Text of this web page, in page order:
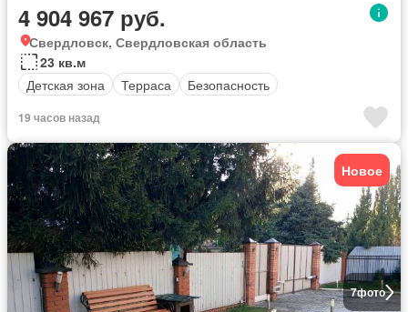
4 904 967 руб.
Свердловск, Свердловская область
23 кв.м
Детская зона
Терраса Безопасность
19 часов назад
7фото
Новое